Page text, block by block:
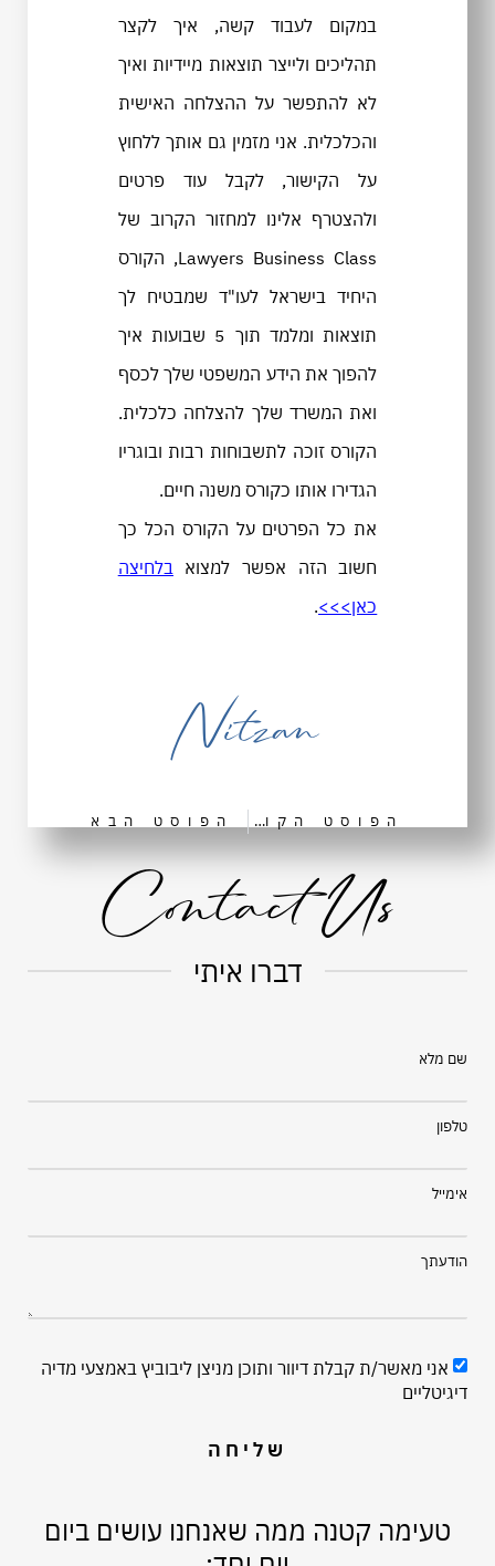
במקום לעבוד קשה, איך לקצר
תהליכים ולייצר תוצאות מיידיות ואיך
לא להתפשר על ההצלחה האישית
והכלכלית. אני מזמין גם אותך ללחוץ
על הקישור, לקבל עוד פרטים
ולהצטרף אלינו למחזור הקרוב של
Lawyers Business Class, הקורס
היחיד בישראל לעו"ד שמבטיח לך
תוצאות ומלמד תוך 5 שבועות איך
להפוך את הידע המשפטי שלך לכסף
ואת המשרד שלך להצלחה כלכלית.
הקורס זוכה לתשבוחות רבות ובוגריו
הגדירו אותו כקורס משנה חיים.
את כל הפרטים על הקורס הכל כך
חשוב הזה אפשר למצוא בלחיצה
כאן>>>.
Nitzan
הפוסט הקודם הפוסט הבא
Contact Us
דברו איתי
שם מלא
טלפון
אימייל
הודעתך
אני מאשר/ת קבלת דיוור ותוכן מניצן ליבוביץ באמצעי מדיה
דיגיטליים
שליחה
טעימה קטנה ממה שאנחנו עושים ביום